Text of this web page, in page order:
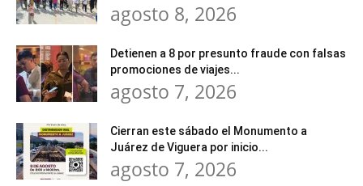
agosto 8, 2026
Detienen a 8 por presunto fraude con falsas
promociones de viajes...
agosto 7, 2026
Cierran este sábado el Monumento a
Juárez de Viguera por inicio...
agosto 7, 2026